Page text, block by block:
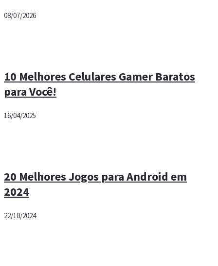
08/07/2026
10 Melhores Celulares Gamer Baratos
para Você!
16/04/2025
20 Melhores Jogos para Android em
2024
22/10/2024